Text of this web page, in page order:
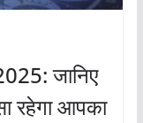
जानिए
रहेगा आपका